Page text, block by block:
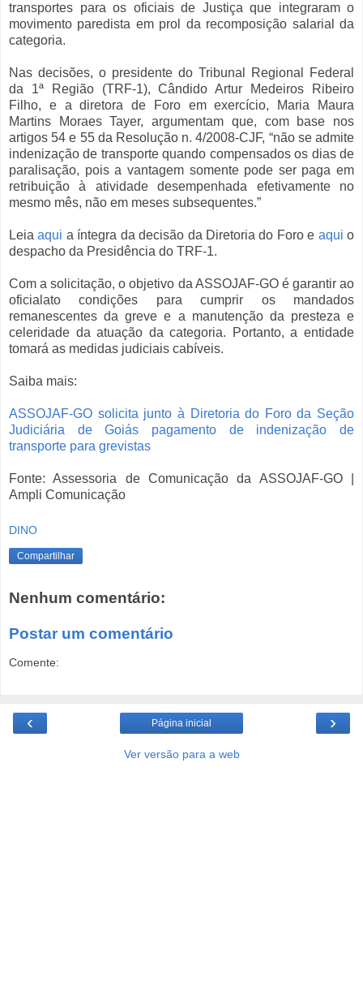
transportes para os oficiais de Justiça que integraram o
movimento paredista em prol da recomposição salarial da
categoria.
Nas decisões, o presidente do Tribunal Regional Federal
da 1ª Região (TRF-1), Cândido Artur Medeiros Ribeiro
Filho, e a diretora de Foro em exercício, Maria Maura
Martins Moraes Tayer, argumentam que, com base nos
artigos 54 e 55 da Resolução n. 4/2008-CJF, “não se admite
indenização de transporte quando compensados os dias de
paralisação, pois a vantagem somente pode ser paga em
retribuição à atividade desempenhada efetivamente no
mesmo mês, não em meses subsequentes.”
Leiaaqui a íntegra da decisão da Diretoria do Foro e aqui o
despacho da Presidência do TRF-1.
Com a solicitação, o objetivo da ASSOJAF-GO é garantir ao
oficialato condições para cumprir os mandados
remanescentes da greve e a manutenção da presteza e
celeridade da atuação da categoria. Portanto, a entidade
tomará as medidas judiciais cabíveis.
Saiba mais:
ASSOJAF-GO solicita junto à Diretoria do Foro da Seção
Judiciária de Goiás pagamento de indenização de
transporte para grevistas
Fonte: Assessoria de Comunicação da ASSOJAF-GO |
Ampli Comunicação
DINO
Compartilhar
Nenhum comentário:
Postar um comentário
Comente:
‹ ›
Página inicial
Ver versão para a web